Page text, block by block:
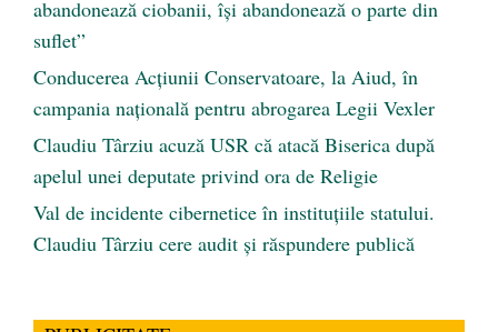
abandonează ciobanii, își abandonează o parte din
suflet”
Conducerea Acțiunii Conservatoare, la Aiud, în
campania națională pentru abrogarea Legii Vexler
Claudiu Târziu acuză USR că atacă Biserica după
apelul unei deputate privind ora de Religie
Val de incidente cibernetice în instituțiile statului.
Claudiu Târziu cere audit și răspundere publică